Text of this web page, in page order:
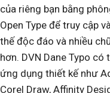
của riêng bạn bằng
Open Type để truy cập
thế độc đáo và nhiều
hơn. DVN Dane Typo
ứng dụng thiết kế như
Corel Draw, Affinity